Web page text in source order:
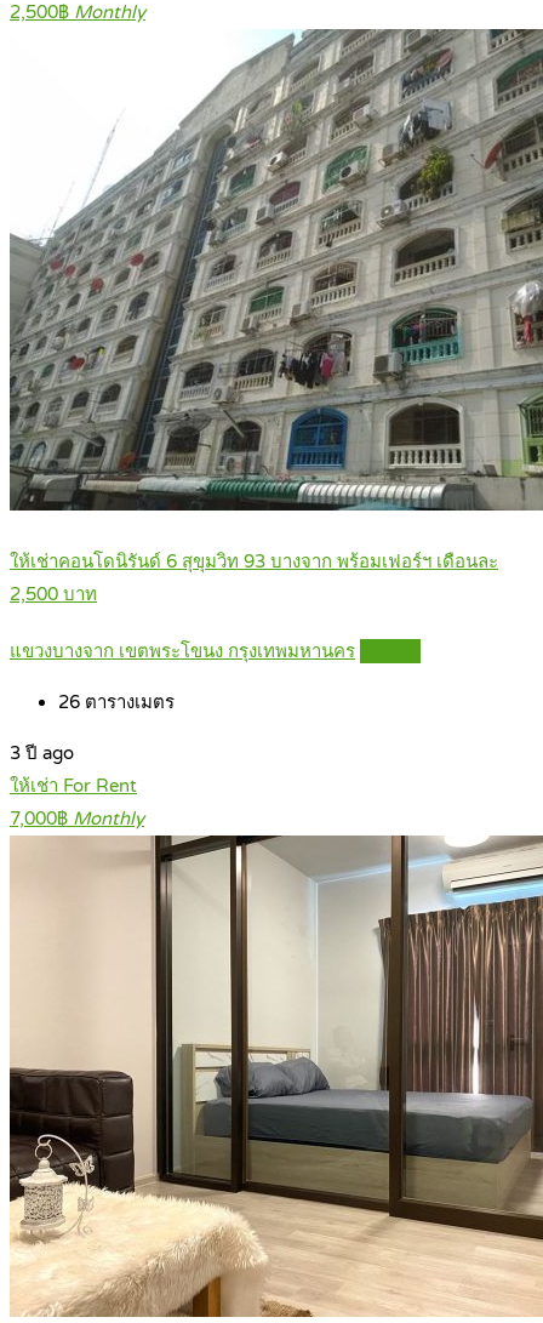
2,500฿ Monthly
ให้เช่าคอนโดนิรันด์ 6 สุขุมวิท 93 บางจาก พร้อมเฟอร์ฯ เดือนละ
2,500 บาท
แขวงบางจาก เขตพระโขนง กรุงเทพมหานคร
26 ตารางเมตร
3 ปี ago
ให้เช่า For Rent
7,000฿ Monthly